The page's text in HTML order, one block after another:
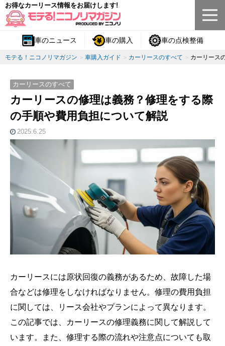
お得なカーリース情報をお届けします!
車のニュース 車の購入 車の点検整備
モテる！ニコノリマガジン 車購入ガイド カーリースのすべて カーリース
カーリースのすべて
カーリースの修理は義務？修理をする際
の手順や費用負担について解説
2025.6.25
カーリースには原状回復の義務があるため、故障した場
合などは修理をしなければなりません。修理の費用負担
に関しては、リース会社やプランによって異なります。
この記事では、カーリースの修理義務に関して解説して
います。また、修理する際の流れや注意点についても取